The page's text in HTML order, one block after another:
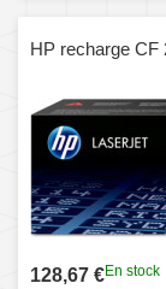
HP recharge CF
128,67 €En stock